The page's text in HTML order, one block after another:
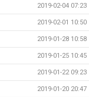
2019-02-04 07:23
2019-02-01 10:50
2019-01-28 10:58
2019-01-25 10:45
2019-01-22 09:23
2019-01-20 20:47